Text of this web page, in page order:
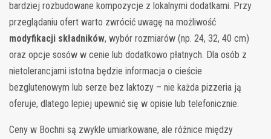
bardziej rozbudowane kompozycje z lokalnymi dodatkami. Przy
przeglądaniu ofert warto zwrócić uwagę na możliwość
modyfikacji składników, wybór rozmiarów (np. 24, 32, 40 cm)
oraz opcje sosów w cenie lub dodatkowo płatnych. Dla osób z
nietolerancjami istotna będzie informacja o cieście
bezglutenowym lub serze bez laktozy – nie każda pizzeria ją
oferuje, dlatego lepiej upewnić się w opisie lub telefonicznie.
Ceny w Bochni są zwykle umiarkowane, ale różnice między